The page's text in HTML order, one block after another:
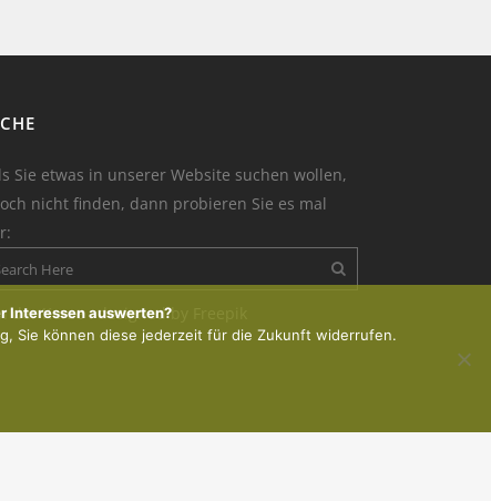
Sie etwas in unserer Website suchen wollen,
nicht finden, dann probieren Sie es mal
der Kerze : designed by Freepik
Interessen auswerten?
Sie können diese jederzeit für die Zukunft widerrufen.